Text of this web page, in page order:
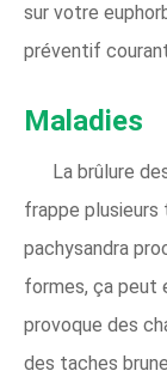
sur votre
préventif
Maladies
La brûlure
frappe plusieurs
pachysandra
formes, ça peut
provoque des
des taches